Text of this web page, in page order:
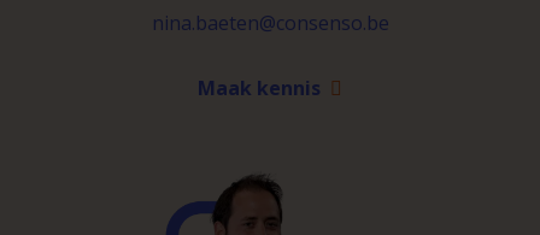
nina.baeten@consenso.be
Maak kennis